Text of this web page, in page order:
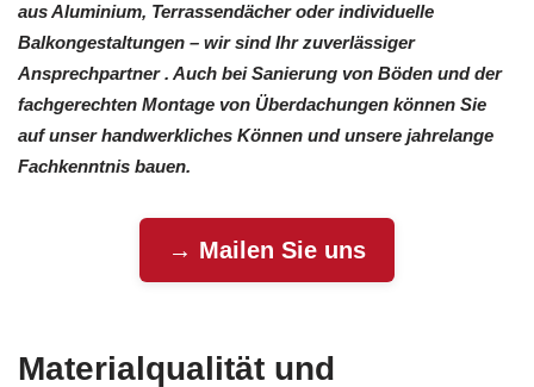
aus Aluminium, Terrassendächer oder individuelle
Balkongestaltungen – wir sind Ihr zuverlässiger
Ansprechpartner . Auch bei Sanierung von Böden und der
fachgerechten Montage von Überdachungen können Sie
auf unser handwerkliches Können und unsere jahrelange
Fachkenntnis bauen.
→ Mailen Sie uns
Materialqualität und